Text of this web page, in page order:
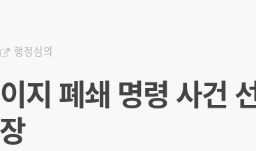
행정심의
지 폐쇄 명령 사건